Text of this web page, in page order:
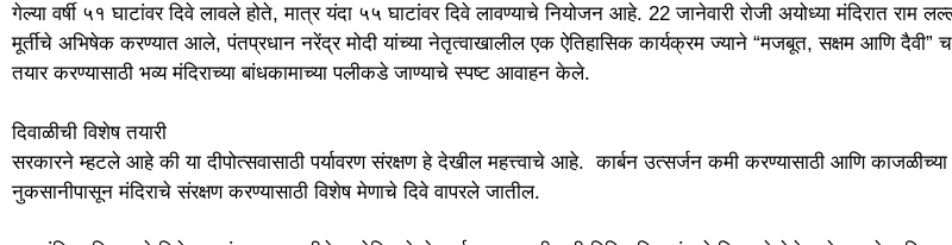
गेल्या वर्षी ५१ घाटांवर दिवे लावले होते, मात्र यंदा ५५ घाटांवर दिवे लावण्याचे नियोजन आहे. 22 जानेवारी रोजी अयोध्या मंदिरात राम
मूर्तीचे अभिषेक करण्यात आले, पंतप्रधान नरेंद्र मोदी यांच्या नेतृत्वाखालील एक ऐतिहासिक कार्यक्रम ज्याने “मजबूत, सक्षम आणि दैवी”
तयार करण्यासाठी भव्य मंदिराच्या बांधकामाच्या पलीकडे जाण्याचे स्पष्ट आवाहन केले.
दिवाळीची विशेष तयारी
सरकारने म्हटले आहे की या दीपोत्सवासाठी पर्यावरण संरक्षण हे देखील महत्त्वाचे आहे. कार्बन उत्सर्जन कमी करण्यासाठी आणि काजळीच्या
नुकसानीपासून मंदिराचे संरक्षण करण्यासाठी विशेष मेणाचे दिवे वापरले जातील.